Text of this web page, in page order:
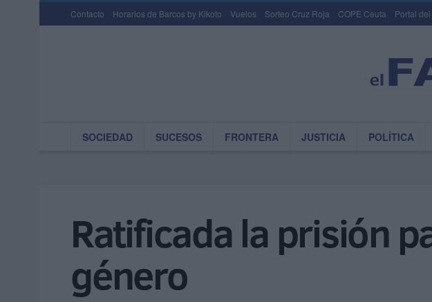
Contacto Horarios de Barcos by Kikoto Vuelos Sorteo Cruz Roja COPE Ceuta Portal
SOCIEDAD SUCESOS FRONTERA JUSTICIA POLÍTICA
Ratificada la prisión
género